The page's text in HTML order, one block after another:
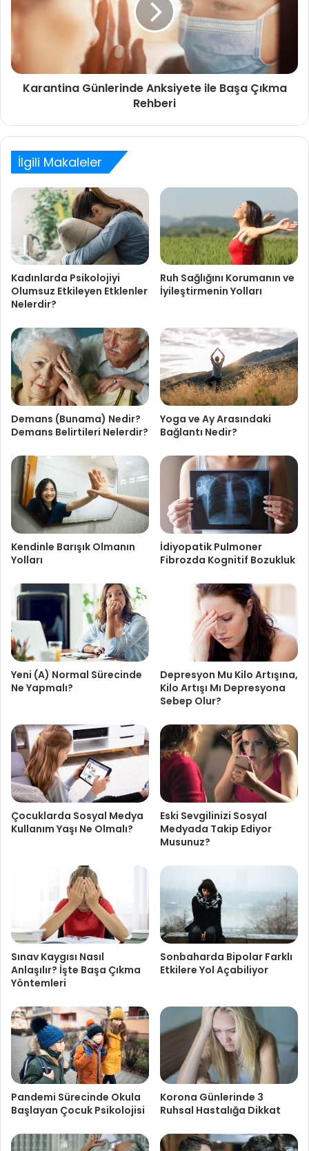
Karantina Günlerinde Anksiyete ile Başa Çıkma
Rehberi
İlgili Makaleler
Kadınlarda Psikolojiyi
Olumsuz Etkileyen Etklenler
Nelerdir?
Ruh Sağlığını Korumanın ve
İyileştirmenin Yolları
Demans (Bunama) Nedir?
Demans Belirtileri Nelerdir?
Yoga ve Ay Arasındaki
Bağlantı Nedir?
Kendinle Barışık Olmanın
Yolları
İdiyopatik Pulmoner
Fibrozda Kognitif Bozukluk
Yeni (A) Normal Sürecinde
Ne Yapmalı?
Depresyon Mu Kilo Artışına,
Kilo Artışı Mı Depresyona
Sebep Olur?
Çocuklarda Sosyal Medya
Kullanım Yaşı Ne Olmalı?
Eski Sevgilinizi Sosyal
Medyada Takip Ediyor
Musunuz?
Sınav Kaygısı Nasıl
Anlaşılır? İşte Başa Çıkma
Yöntemleri
Sonbaharda Bipolar Farklı
Etkilere Yol Açabiliyor
Pandemi Sürecinde Okula
Başlayan Çocuk Psikolojisi
Korona Günlerinde 3
Ruhsal Hastalığa Dikkat